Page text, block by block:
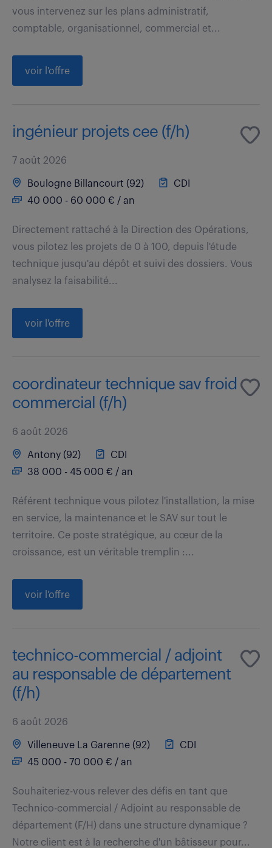
vous intervenez sur les plans administratif,
comptable, organisationnel, commercial et...
voir l'offre
ingénieur projets cee (f/h)
7 août 2026
Boulogne Billancourt (92)
CDI
40 000 - 60 000 € / an
Directement rattaché à la Direction des Opérations,
vous pilotez les projets de 0 à 100, depuis l'étude
technique jusqu'au dépôt et suivi des dossiers. Vous
analysez la faisabilité...
voir l'offre
coordinateur technique sav froid
commercial (f/h)
6 août 2026
Antony (92)
CDI
38 000 - 45 000 € / an
Référent technique vous pilotez l'installation, la mise
en service, la maintenance et le SAV sur tout le
territoire. Ce poste stratégique, au cœur de la
croissance, est un véritable tremplin :...
voir l'offre
technico-commercial / adjoint
au responsable de département
(f/h)
6 août 2026
Villeneuve La Garenne (92)
CDI
45 000 - 70 000 € / an
Souhaiteriez-vous relever des défis en tant que
Technico-commercial / Adjoint au responsable de
département (F/H) dans une structure dynamique ?
Notre client est à la recherche d'un bâtisseur pour...